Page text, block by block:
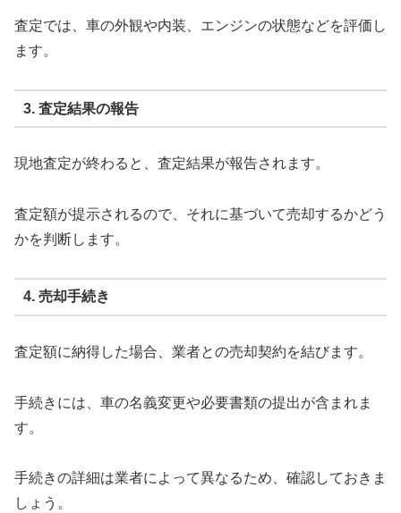
査定では、車の外観や内装、エンジンの状態などを評価し
ます。
3. 査定結果の報告
現地査定が終わると、査定結果が報告されます。
査定額が提示されるので、それに基づいて売却するかどう
かを判断します。
4. 売却手続き
査定額に納得した場合、業者との売却契約を結びます。
手続きには、車の名義変更や必要書類の提出が含まれま
す。
手続きの詳細は業者によって異なるため、確認しておきま
しょう。